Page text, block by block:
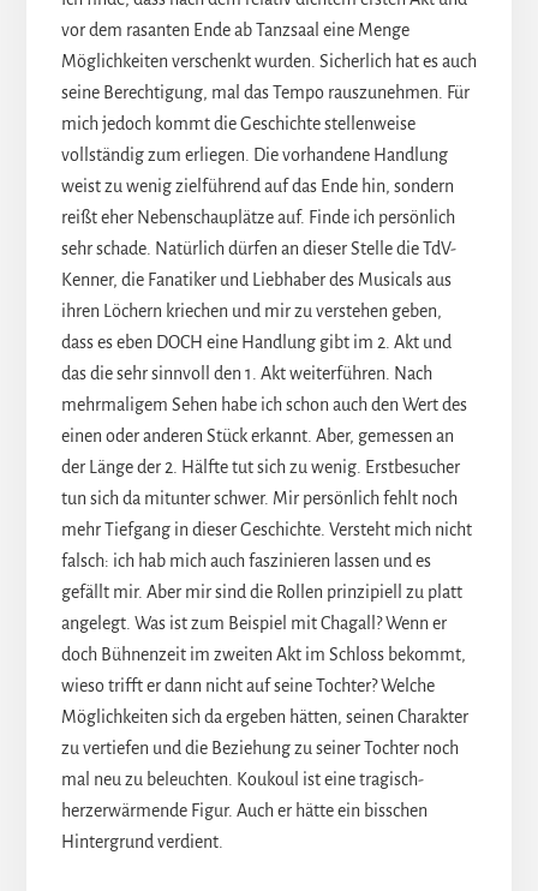
vor dem rasanten Ende ab Tanzsaal eine Menge
Möglichkeiten verschenkt wurden. Sicherlich hat es auch
seine Berechtigung, mal das Tempo rauszunehmen. Für
mich jedoch kommt die Geschichte stellenweise
vollständig zum erliegen. Die vorhandene Handlung
weist zu wenig zielführend auf das Ende hin, sondern
reißt eher Nebenschauplätze auf. Finde ich persönlich
sehr schade. Natürlich dürfen an dieser Stelle die TdV-
Kenner, die Fanatiker und Liebhaber des Musicals aus
ihren Löchern kriechen und mir zu verstehen geben,
dass es eben DOCH eine Handlung gibt im 2. Akt und
das die sehr sinnvoll den 1. Akt weiterführen. Nach
mehrmaligem Sehen habe ich schon auch den Wert des
einen oder anderen Stück erkannt. Aber, gemessen an
der Länge der 2. Hälfte tut sich zu wenig. Erstbesucher
tun sich da mitunter schwer. Mir persönlich fehlt noch
mehr Tiefgang in dieser Geschichte. Versteht mich nicht
falsch: ich hab mich auch faszinieren lassen und es
gefällt mir. Aber mir sind die Rollen prinzipiell zu platt
angelegt. Was ist zum Beispiel mit Chagall? Wenn er
doch Bühnenzeit im zweiten Akt im Schloss bekommt,
wieso trifft er dann nicht auf seine Tochter? Welche
Möglichkeiten sich da ergeben hätten, seinen Charakter
zu vertiefen und die Beziehung zu seiner Tochter noch
mal neu zu beleuchten. Koukoul ist eine tragisch-
herzerwärmende Figur. Auch er hätte ein bisschen
Hintergrund verdient.